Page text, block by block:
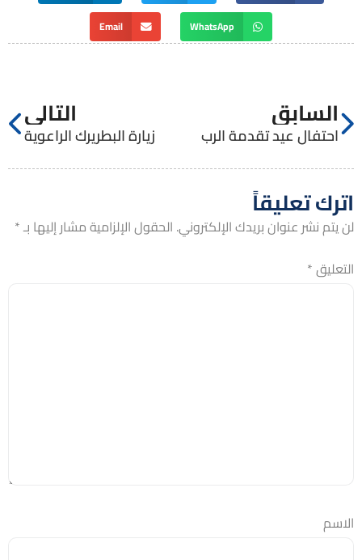
WhatsApp
Email
السابق
احتفال عيد تقدمة الرب
التالي
زيارة البطريرك الراعوية
اترك تعليقاً
لن يتم نشر عنوان بريدك الإلكتروني. الحقول الإلزامية مشار إليها بـ*
التعليق*
الاسم